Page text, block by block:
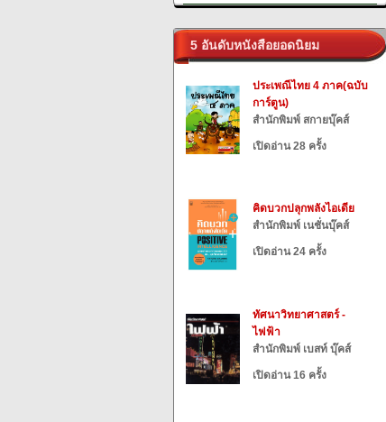
5 อันดับหนังสือยอดนิยม
ประเพณีไทย 4 ภาค(ฉบับ
การ์ตูน)
สำนักพิมพ์ สกายบุ๊คส์
เปิดอ่าน 28 ครั้ง
คิดบวกปลุกพลังไอเดีย
สำนักพิมพ์ เนชั่นบุ๊คส์
เปิดอ่าน 24 ครั้ง
ทัศนาวิทยาศาสตร์ -
ไฟฟ้า
สำนักพิมพ์ เบสท์ บุ๊คส์
เปิดอ่าน 16 ครั้ง